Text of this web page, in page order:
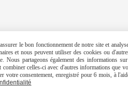
le bon fonctionnement de notre site et
et nous peuvent utiliser des cookies ou
Nous partageons également des informations
combiner celles-ci avec d'autres informations que
votre consentement, enregistré pour 6 mois, à